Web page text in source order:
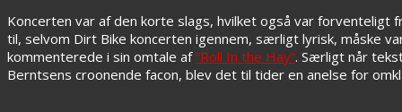
Koncerten var af den korte slags, hvilket også var forventeligt
til, selvom Dirt Bike koncerten igennem, særligt lyrisk, måske
kommenterede i sin omtale af“Roll In the Hay”. Særligt når
Berntsens croonende facon, blev det til tider en anelse for